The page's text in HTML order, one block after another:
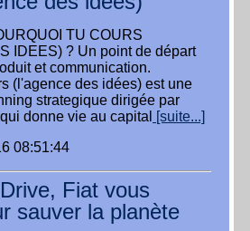
TU COURS
IDEES) ? Un point de départ
et communication.
(l'agence des idées) est une
strategique dirigée par
donne vie au capital
[suite...]
08:51:44
Fiat vous
sauver la planète